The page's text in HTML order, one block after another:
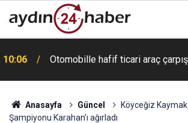
10:06 Otomobille hafif ticari araç
Anasayfa Güncel
Köyceğiz
Şampiyonu Karahan’ı ağırladı